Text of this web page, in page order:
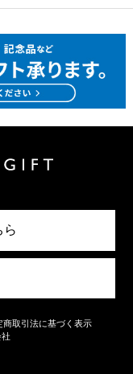
ら
商取引法に基づく表示